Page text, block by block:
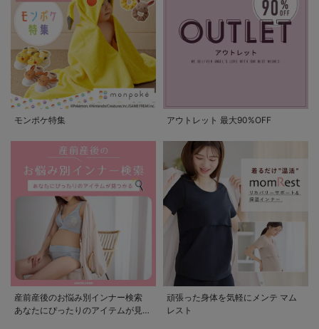
モンポケ特集 アウトレット 最大90%OFF
産前産後のお悩み別インナー検索
あなたにぴったりのアイテムが見つ
頑張った身体を気軽にメンテ マム
レスト